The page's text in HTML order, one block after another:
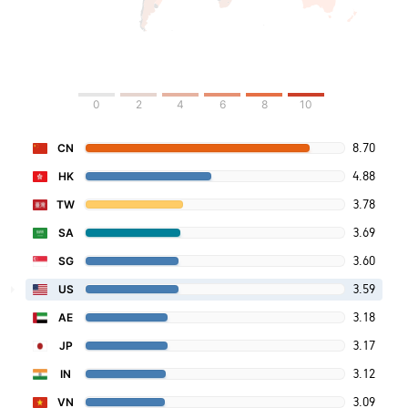
0 2 4 6 8 10
CN 8.70
HK 4.88
TW 3.78
SA 3.69
SG 3.60
US 3.59
AE 3.18
JP 3.17
IN 3.12
VN 3.09